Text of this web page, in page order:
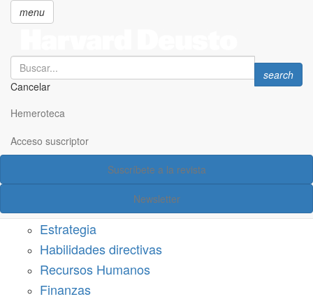
principal
menu
Search
Cancelar
Search
search
Hemeroteca
Acceso suscriptor
Suscríbete a la revista
Newsletter
Acceso suscriptor
Estrategia
Habilidades directivas
Recursos Humanos
Finanzas